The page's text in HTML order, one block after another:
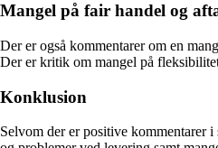
Mangel på fair handel og
Der er også kommentarer om en
Der er kritik om mangel på
Konklusion
Selvom der er positive kommentarer